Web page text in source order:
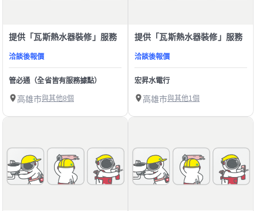
提供「瓦斯熱水器裝修」服務
洽談後報價
管必通（全省皆有服務據點）
高雄市與其他8個
提供「瓦斯熱水器裝修」服務
洽談後報價
宏昇水電行
高雄市與其他1個